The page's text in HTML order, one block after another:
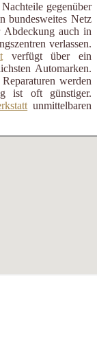
gegenüber
bundesweites Netz
Abdeckung auch in
verlassen.
verfügt über ein
Automarken.
werden
ist oft günstiger.
unmittelbaren